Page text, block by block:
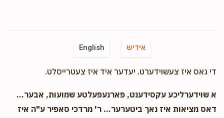
English אידיש
די גאס איז צעשוידערט. יעדער איד איז צעטרייסלט.
א שוידערליכע עקסידענט, פארנעפעלטע שמועות, אבער...
דאס מציאות איז נאך ביטערער... ר' מרדכי סאפיר ע"ה איז